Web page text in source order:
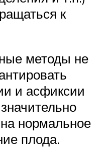
к
методы не
и асфиксии
нормальное
плода.